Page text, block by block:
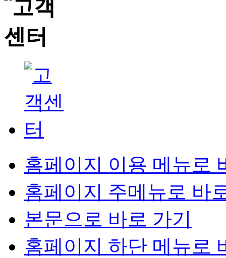
홈페이지 이용 메뉴로
홈페이지 주메뉴로 바
본문으로 바로 가기
홈페이지 하단 메뉴로